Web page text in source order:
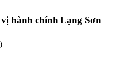
hành chính Lạng Sơn